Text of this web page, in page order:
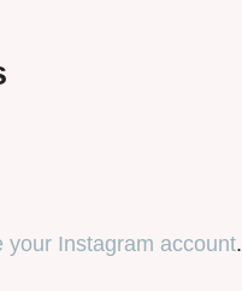
your Instagram account.